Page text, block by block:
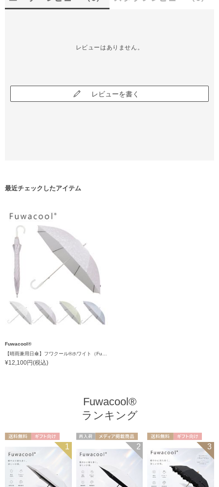
レビューはありません。
レビューを書く
最近チェックしたアイテム
Fuwacool®
¥12,100円(税込)
Fuwacool®
ランキング
ギフト向け
1
メディア掲載商 2
ギフト向け
WOMEN
3